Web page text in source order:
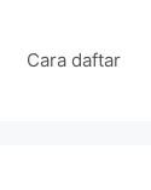
Cara daftar